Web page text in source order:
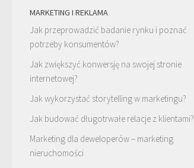
MARKETING I REKLAMA
Jak przeprowadzić badanie rynku i poznać
potrzeby konsumentów?
Jak zwiększyć konwersję na swojej stronie
internetowej?
Jak wykorzystać storytelling w marketingu?
Jak budować długotrwałe relacje z klientami?
Marketing dla deweloperów – marketing
nieruchomości